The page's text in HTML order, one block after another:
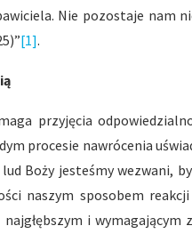
Nie pozostaje nam
[1].
przyjęcia
procesie nawrócenia
Boży jesteśmy wezwani,
naszym sposobem
i wymagającym